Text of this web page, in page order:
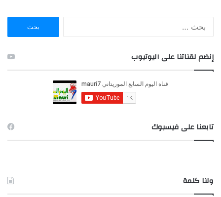
ن
:
إنضم لقناتنا على اليوتيوب
تابعنا على فيسبوك
ولنا كلمة